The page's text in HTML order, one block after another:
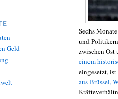
Geld
Sechs
und
zwischen Ost
einem
eingesetzt,
aus Brüssel,